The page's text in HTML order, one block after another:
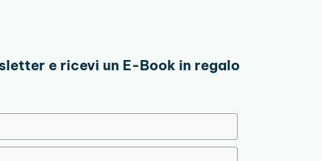
e ricevi un E-Book in regalo